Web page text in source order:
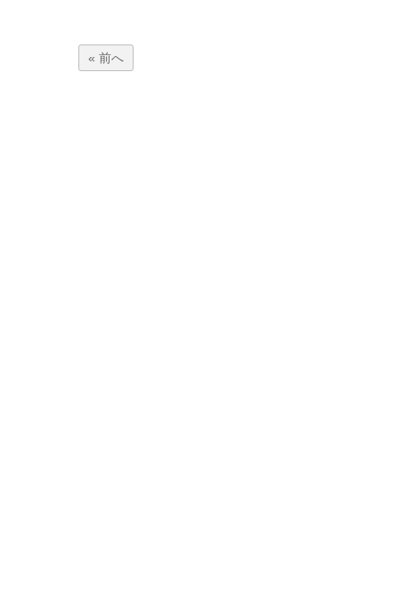
« 前へ